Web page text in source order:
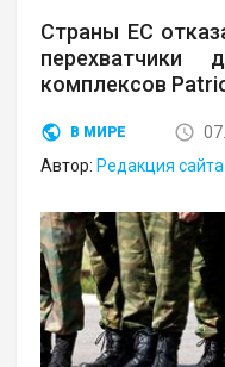
Страны ЕС
перехватчики
комплексов
В МИРЕ
Автор: Редакция